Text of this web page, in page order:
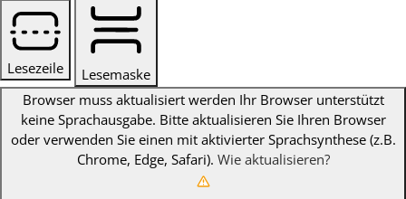
Lesezeile
Lesemaske
Browser muss aktualisiert werden Ihr Browser unterstützt
keine Sprachausgabe. Bitte aktualisieren Sie Ihren Browser
oder verwenden Sie einen mit aktivierter Sprachsynthese (z.B.
Chrome, Edge, Safari). Wie aktualisieren?